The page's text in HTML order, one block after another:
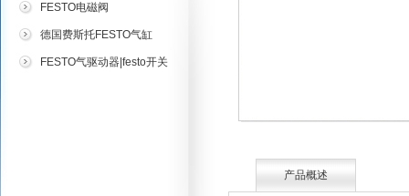
FESTO电磁阀
德国费斯托FESTO气缸
FESTO气驱动器|festo开关
产品概述